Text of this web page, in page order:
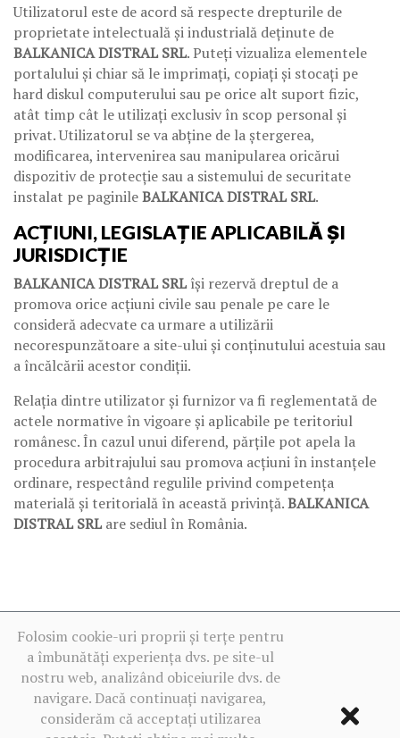
Utilizatorul este de acord să respecte drepturile de
proprietate intelectuală și industrială deținute de
BALKANICA DISTRAL SRL. Puteți vizualiza elementele
portalului și chiar să le imprimați, copiați și stocați pe
hard diskul computerului sau pe orice alt suport fizic,
atât timp cât le utilizați exclusiv în scop personal și
privat. Utilizatorul se va abține de la ștergerea,
modificarea, intervenirea sau manipularea oricărui
dispozitiv de protecție sau a sistemului de securitate
instalat pe paginileBALKANICA DISTRAL SRL.
ACȚIUNI, LEGISLAȚIE APLICABILĂ ȘI
JURISDICȚIE
BALKANICA DISTRAL SRLîși rezervă dreptul de a
promova orice acțiuni civile sau penale pe care le
consideră adecvate ca urmare a utilizării
necorespunzătoare a site-ului și conținutului acestuia sau
a încălcării acestor condiții.
Relația dintre utilizator și furnizor va fi reglementată de
actele normative în vigoare și aplicabile pe teritoriul
românesc. În cazul unui diferend, părțile pot apela la
procedura arbitrajului sau promova acțiuni în instanțele
ordinare, respectând regulile privind competența
materială și teritorială în această privință.BALKANICA
DISTRAL SRLare sediul în România.
Folosim cookie-uri proprii și terțe pentru
a îmbunătăți experiența dvs. pe site-ul
nostru web, analizând obiceiurile dvs. de
navigare. Dacă continuați navigarea,
considerăm că acceptați utilizarea